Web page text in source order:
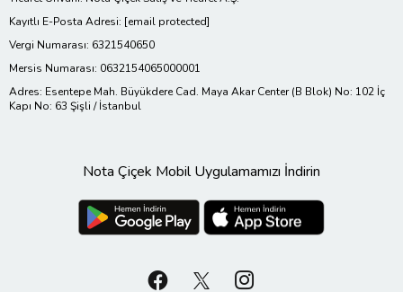
Kayıtlı E-Posta Adresi: [email protected]
Vergi Numarası: 6321540650
Mersis Numarası: 0632154065000001
Adres: Esentepe Mah. Büyükdere Cad. Maya Akar Center (B Blok) No: 102 İç
Kapı No: 63 Şişli / İstanbul
Nota Çiçek Mobil Uygulamamızı İndirin